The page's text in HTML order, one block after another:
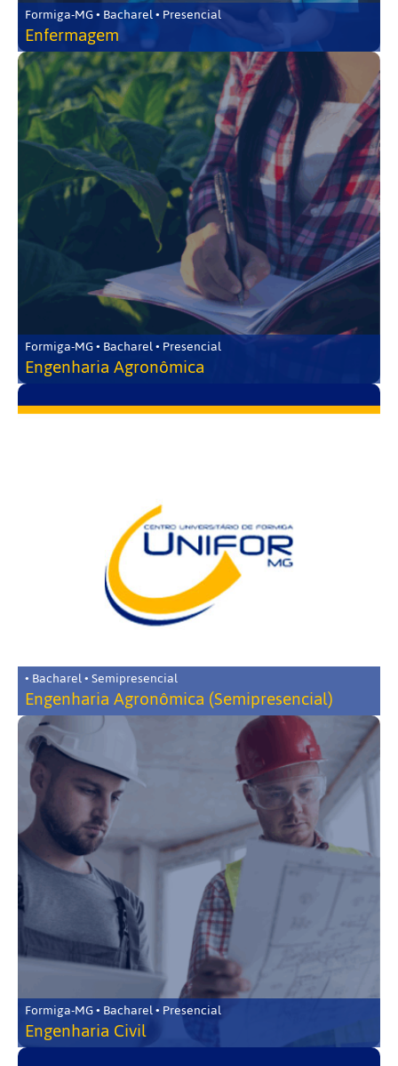
Formiga-MG • Bacharel • Presencial
Enfermagem
Formiga-MG • Bacharel • Presencial
Engenharia Agronômica
• Bacharel • Semipresencial
Engenharia Agronômica (Semipresencial)
Formiga-MG • Bacharel • Presencial
Engenharia Civil